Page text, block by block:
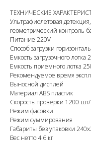
ТЕХНИЧЕСКИЕ
Ультрафиолетовая
геометрический контроль
Питание 220V
Способ загрузки
Емкость загрузочного лотка
Емкость приемного лотка
Рекомендуемое время
Выносной дисплей
Материал ABS пластик
Скорость проверки 1200
Режим фасовки
Режим суммирования
Габариты без упаковки
Вес нетто 4.6 кг